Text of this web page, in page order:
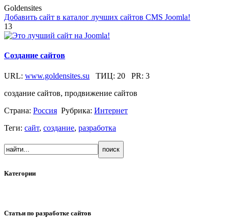
Goldensites
Добавить сайт в каталог лучших сайтов CMS Joomla!
13
Создание сайтов
URL: www.goldensites.su ТИЦ: 20 PR: 3
создание сайтов, продвижение сайтов
Страна: Россия Рубрика: Интернет
Теги: сайт, создание, разработка
Категории
Статьи по разработке сайтов